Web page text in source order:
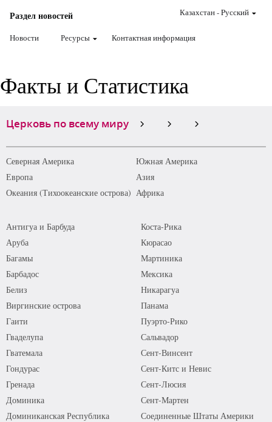
Раздел новостей
Новости Ресурсы Контактная информация
Казахстан-Pусский
Факты и Статистика
Церковь по всему миру
Северная Америка
Южная Америка
Европа
Азия
Океания (Тихоокеанские острова) Африка
Антигуа и Барбуда
Аруба
Багамы
Барбадос
Белиз
Виргинские острова
Гаити
Гваделупа
Гватемала
Гондурас
Гренада
Доминика
Доминиканская Республика
Коста-Рика
Кюрасао
Мартиника
Мексика
Никарагуа
Панама
Пуэрто-Рико
Сальвадор
Сент-Винсент
Сент-Китс и Невис
Сент-Люсия
Сент-Мартен
Соединенные Штаты Америки